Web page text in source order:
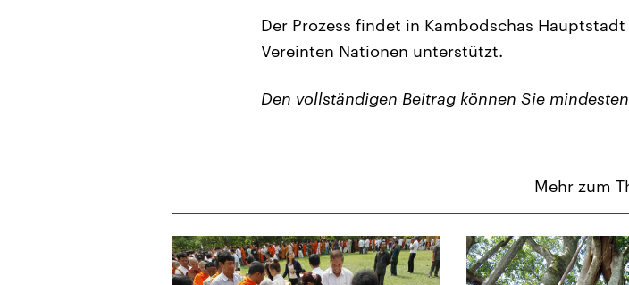
Der Prozess findet in Kambodschas
Vereinten Nationen unterstützt.
Den vollständigen Beitrag können Sie
Mehr zum